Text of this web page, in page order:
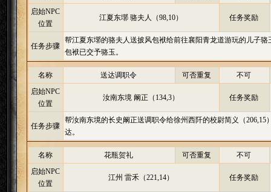
启始NPC
位置
江夏东墎 骆夫人（98,10） 任务奖励
任务步骤
帮江夏东墎的骆夫人送披风包袱给前往襄阳青龙道游玩的儿子
包袱已交予骆玉。
名称 送达调职令 可否重复
不可
启始NPC
位置
汝南东境 阚正（134,3） 任务奖励
任务步骤
帮汝南东境的长史阚正送调职令给徐州西阡的校尉简义（
达。
名称 花瓶贺礼 可否重复
不可
启始NPC
位置
江州 雷禾（221,14） 任务奖励